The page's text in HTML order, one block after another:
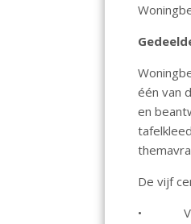
één van
en
De vijf
•